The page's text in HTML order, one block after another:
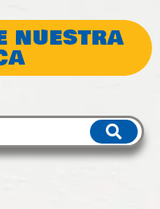
NUESTRA